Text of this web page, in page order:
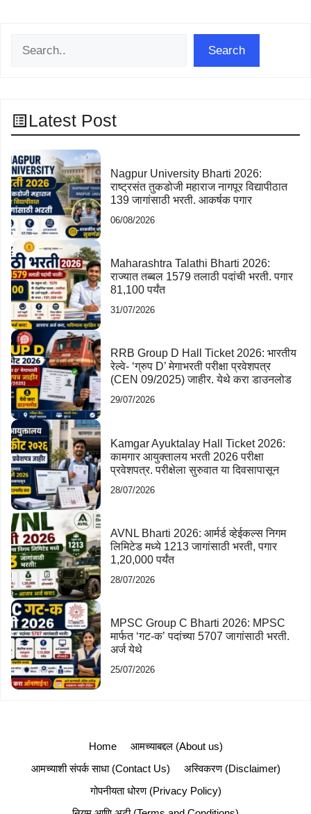
Search
Latest Post
Nagpur University Bharti 2026:
राष्ट्रसंत तुकडोजी महाराज नागपूर विद्यापीठात
139 जागांसाठी भरती. आकर्षक पगार
06/08/2026
Maharashtra Talathi Bharti 2026:
राज्यात तब्बल 1579 तलाठी पदांची भरती. पगार
81,100 पर्यंत
31/07/2026
RRB Group D Hall Ticket 2026: भारतीय
रेल्वे- ‘ग्रुप D’ मेगाभरती परीक्षा प्रवेशपत्र
(CEN 09/2025) जाहीर. येथे करा डाउनलोड
29/07/2026
Kamgar Ayuktalay Hall Ticket 2026:
कामगार आयुक्तालय भरती 2026 परीक्षा
प्रवेशपत्र. परीक्षेला सुरुवात या दिवसापासून
28/07/2026
AVNL Bharti 2026: आर्मर्ड व्हेईकल्स निगम
लिमिटेड मध्ये 1213 जागांसाठी भरती, पगार
1,20,000 पर्यंत
28/07/2026
MPSC Group C Bharti 2026: MPSC
मार्फत ‘गट-क’ पदांच्या 5707 जागांसाठी भरती.
अर्ज येथे
25/07/2026
Home
आमच्याबद्दल (About us)
आमच्याशी संपर्क साधा (Contact Us)
अस्विकरण (Disclaimer)
गोपनीयता धोरण (Privacy Policy)